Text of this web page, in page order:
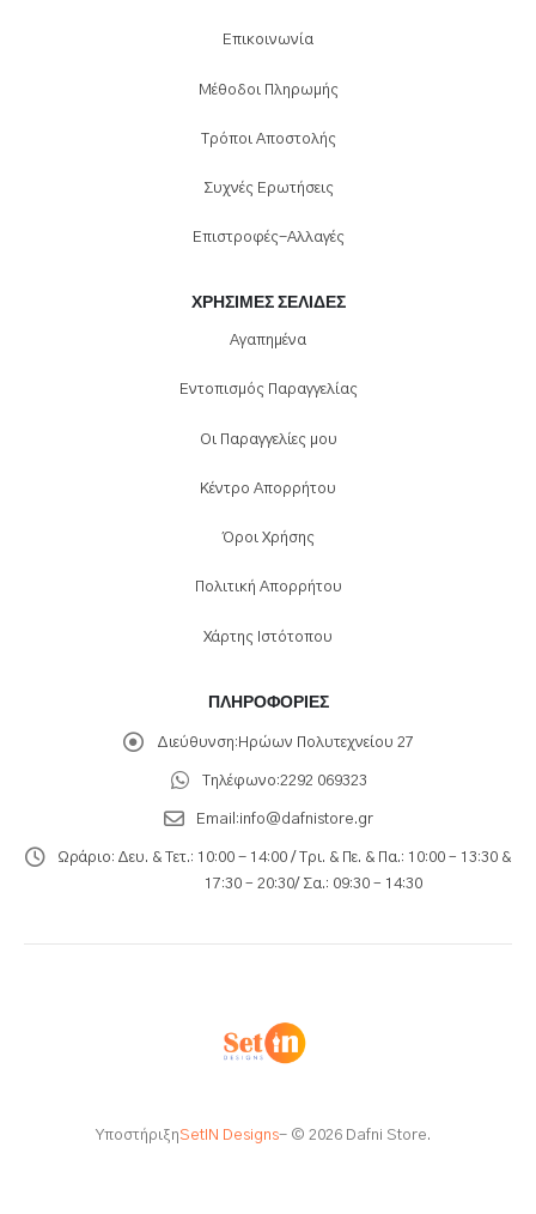
Επικοινωνία
Μέθοδοι Πληρωμής
Τρόποι Αποστολής
Συχνές Ερωτήσεις
Επιστροφές-Αλλαγές
ΧΡΉΣΙΜΕΣ ΣΕΛΊΔΕΣ
Αγαπημένα
Εντοπισμός Παραγγελίας
Οι Παραγγελίες μου
Κέντρο Απορρήτου
Όροι Χρήσης
Πολιτική Απορρήτου
Χάρτης Ιστότοπου
ΠΛΗΡΟΦΟΡΊΕΣ
Διεύθυνση: Ηρώων Πολυτεχνείου 27
Τηλέφωνο:2292 069323
Email:info@dafnistore.gr
Ωράριο: Δευ. & Τετ.: 10:00 - 14:00 / Τρι. & Πε. & Πα.: 10:00 – 13:30 &
17:30 – 20:30/ Σα.: 09:30 – 14:30
ΥποστήριξηSetIN Designs- © 2026 Dafni Store.